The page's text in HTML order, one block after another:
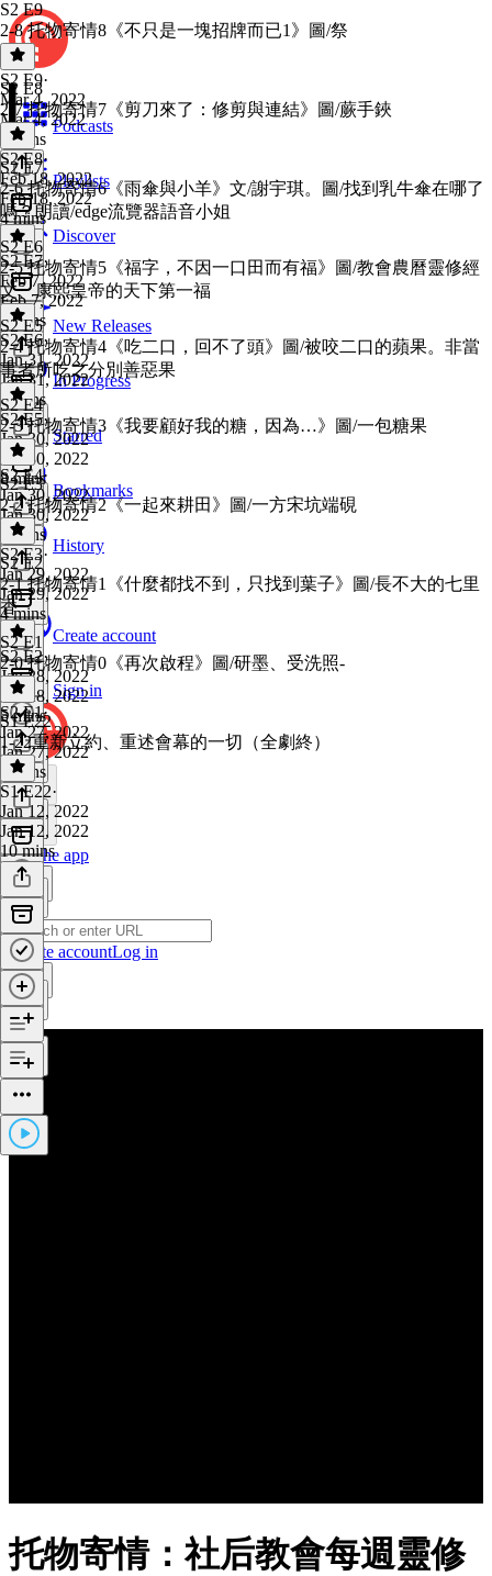
Podcasts
Playlists
Discover
New Releases
In Progress
Starred
Bookmarks
History
Create account
Sign in
Get the app
Create accountLog in
托物寄情：社后教會每週靈修
S2 E9
2-8 托物寄情8《不只是一塊招牌而已1》圖/祭
S2 E9·
Mar 4, 2022
Mar 4, 2022
4 mins
S2 E8
2-7 托物寄情7《剪刀來了：修剪與連結》圖/蕨手鋏
S2 E8·
Feb 18, 2022
Feb 18, 2022
4 mins
S2 E7
2-6 托物寄情6《雨傘與小羊》文/謝宇琪。圖/找到乳牛傘在哪了
嗎？朗讀/edge流覽器語音小姐
S2 E7·
Feb 7, 2022
Feb 7, 2022
2 mins
S2 E6
2-5 托物寄情5《福字，不因一口田而有福》圖/教會農曆靈修經
文、康熙皇帝的天下第一福
S2 E6·
Jan 31, 2022
Jan 31, 2022
7 mins
S2 E5
2-4 托物寄情4《吃二口，回不了頭》圖/被咬二口的蘋果。非當
事者所吃之分別善惡果
S2 E5·
Jan 30, 2022
Jan 30, 2022
8 mins
S2 E4
2-3 托物寄情3《我要顧好我的糖，因為…》圖/一包糖果
S2 E4·
Jan 30, 2022
Jan 30, 2022
3 mins
S2 E3
2-2 托物寄情2《一起來耕田》圖/一方宋坑端硯
S2 E3·
Jan 29, 2022
Jan 29, 2022
4 mins
S2 E2
2-1 托物寄情1《什麼都找不到，只找到葉子》圖/長不大的七里
香
S2 E2·
Jan 28, 2022
Jan 28, 2022
5 mins
S2 E1
2-0 托物寄情0《再次啟程》圖/研墨、受洗照-
S2 E1·
Jan 27, 2022
Jan 27, 2022
3 mins
S1 E22
1-22重新立約、重述會幕的一切（全劇終）
S1 E22·
Jan 12, 2022
Jan 12, 2022
10 mins